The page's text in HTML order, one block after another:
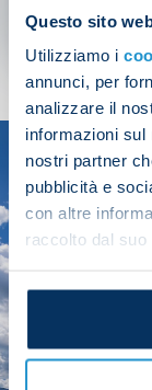
Questo sito
Utilizziamo i
annunci, per
analizzare il
informazioni
nostri partner
pubblicità e
con altre
raccolto dal
SEASON
2025/26
FOLLOW